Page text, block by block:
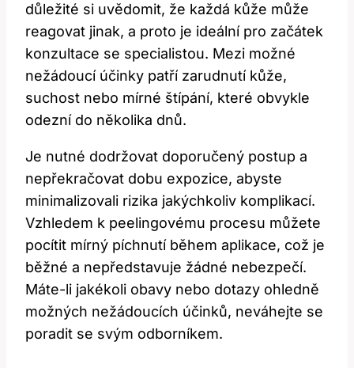
důležité si‌ uvědomit, ‍že každá kůže může
reagovat jinak, a proto je‌ ideální pro začátek
konzultace se specialistou. Mezi možné
nežádoucí účinky patří⁣ zarudnutí kůže,
suchost ⁣nebo mírné štípání, které ​obvykle ​
odezní do několika ⁢dnů.
Je ‌nutné dodržovat doporučený postup a
nepřekračovat dobu expozice, abyste
minimalizovali rizika jakýchkoliv⁢ komplikací.
Vzhledem k⁣ peelingovému ​procesu můžete
pocítit mírný píchnutí během aplikace, což ⁤je
běžné a nepředstavuje žádné nebezpečí.
Máte-li jakékoli obavy nebo​ dotazy ohledně
možných nežádoucích účinků, neváhejte se‌
poradit se svým odborníkem.